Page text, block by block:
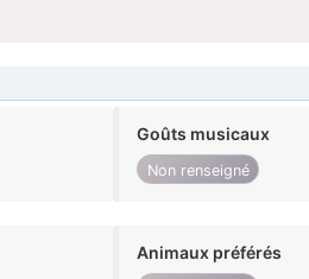
Goûts musicaux
Non renseigné
Animaux préférés